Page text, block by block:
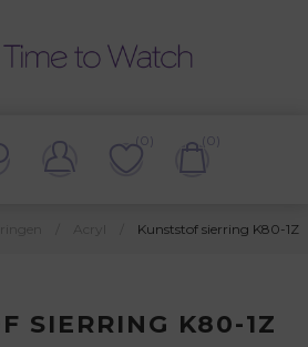
(0) (0)
Kunststof sierring K80-1Z
SIERRING K80-1Z